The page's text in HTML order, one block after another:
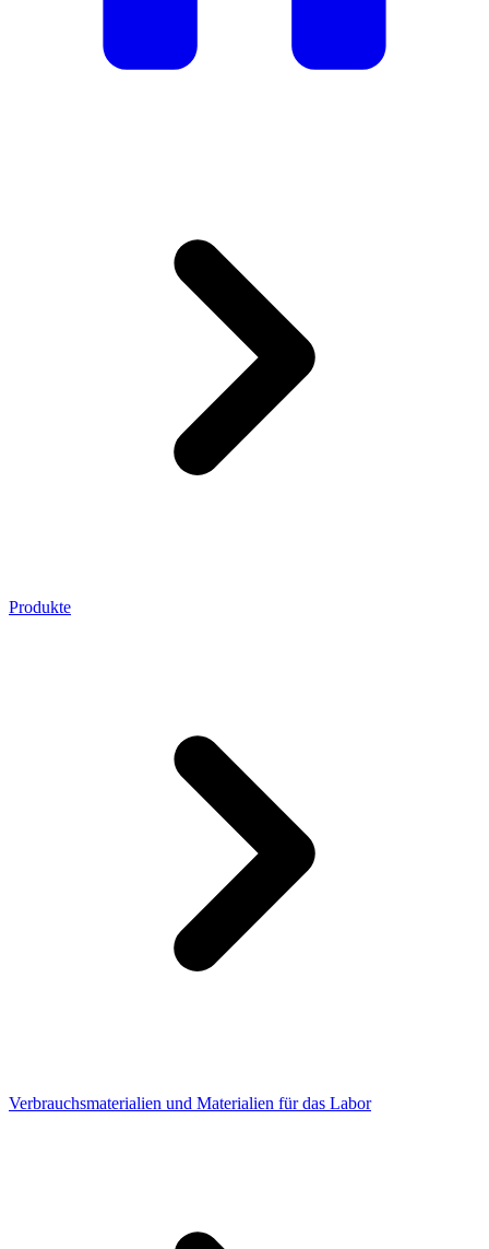
Produkte
Verbrauchsmaterialien und Materialien für das Labor